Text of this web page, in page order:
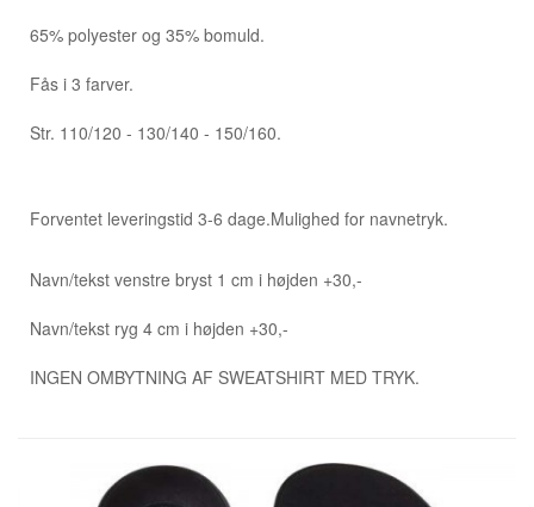
65% polyester og 35% bomuld.
Fås i 3 farver.
Str. 110/120 - 130/140 - 150/160.
Mulighed for navnetryk.
Forventet leveringstid 3-6 dage.
Navn/tekst venstre bryst 1 cm i højden +30,-
Navn/tekst ryg 4 cm i højden +30,-
INGEN OMBYTNING AF SWEATSHIRT MED TRYK.